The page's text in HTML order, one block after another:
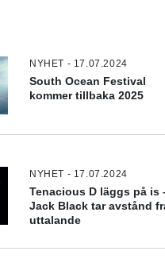
NYHET - 17.07.2024
South Ocean Festival
kommer tillbaka 2025
NYHET - 17.07.2024
Tenacious D läggs på is
Jack Black tar avstånd
uttalande